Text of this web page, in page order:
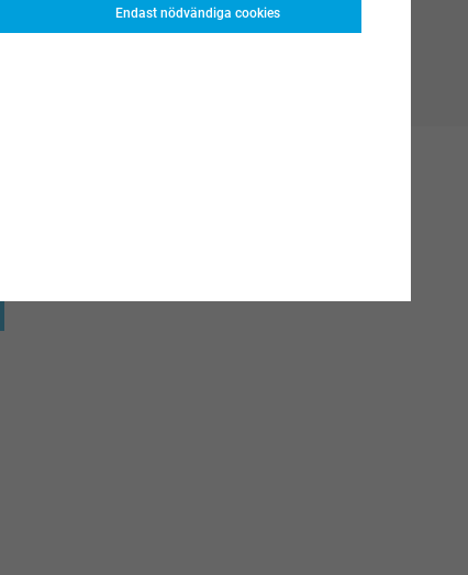
Endast nödvändiga cookies